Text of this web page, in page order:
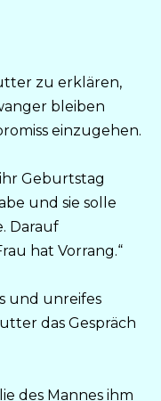
zu erklären,
bleiben
einzugehen.
Geburtstag
und sie solle
Darauf
hat Vorrang.“
und unreifes
das Gespräch
des Mannes ihm